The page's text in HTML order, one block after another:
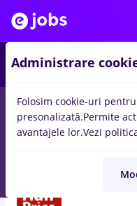
Salarii Remote (de
Administrare
Folosim cookie-uri
presonalizată.Permite
avantajele lor.Vezi